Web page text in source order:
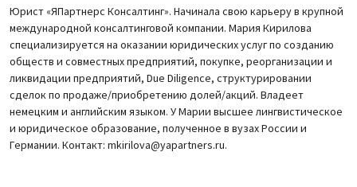
Юрист «ЯПартнерс Консалтинг». Начинала свою карьеру в крупной
международной консалтинговой компании. Мария Кирилова
специализируется на оказании юридических услуг по созданию
обществ и совместных предприятий, покупке, реорганизации и
ликвидации предприятий, Due Diligence, структурировании
сделок по продаже/приобретению долей/акций. Владеет
немецким и английским языком. У Марии высшее лингвистическое
и юридическое образование, полученное в вузах России и
Германии. Контакт: mkirilova@yapartners.ru.